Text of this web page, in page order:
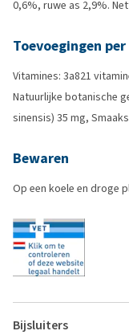
0,6%, ruwe as 2,9%.
Toevoegingen
Vitamines: 3a821
Natuurlijke botanische
sinensis) 35 mg,
Bewaren
Op een koele en droge
Bijsluiters